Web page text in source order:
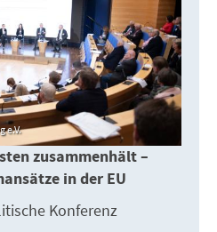
e.V.
zusammenhält –
in der EU
Konferenz